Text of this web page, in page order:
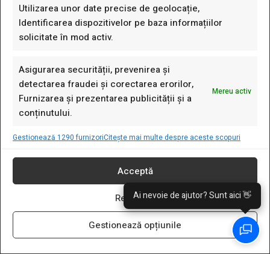
Utilizarea unor date precise de geolocație,
Identificarea dispozitivelor pe baza informațiilor
solicitate în mod activ.
Asigurarea securității, prevenirea și
detectarea fraudei și corectarea erorilor,
Furnizarea și prezentarea publicității și a
conținutului.
Mereu activ
Gestionează 1290 furnizoriCitește mai multe despre aceste scopuri
Acceptă
Respinge
Gestionează opțiunile
LINK-URI UTILE
Cosul Meu
Favorite
Politica De Retur
Termeni Si Conditii
Regulament Cupoane
Comenzi Si Livrare
Ai nevoie de ajutor? Sunt aici 👋